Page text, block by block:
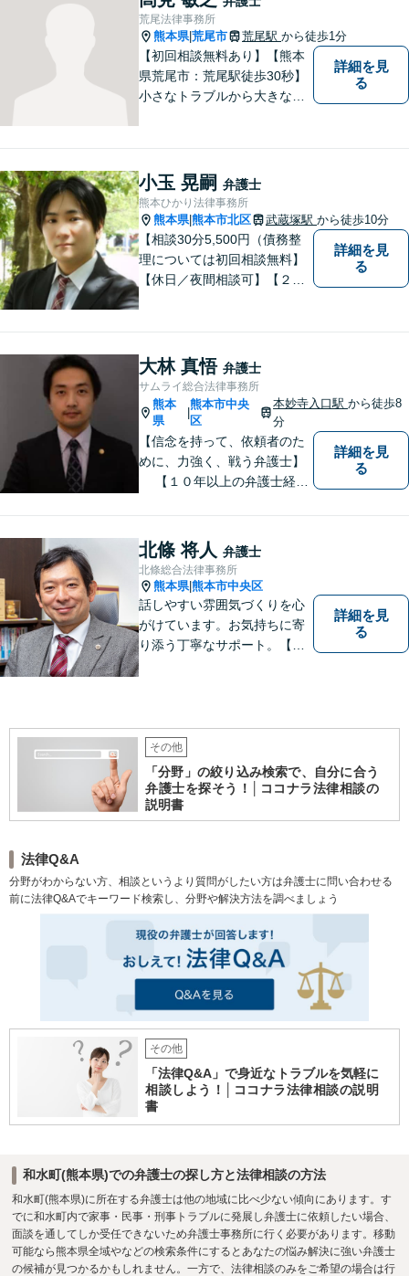
企業法務など幅広いお困りご
とに対応可能です！
荒尾法律事務所
熊本県|荒尾市 荒尾駅 から徒歩1分
【初回相談無料あり】【熊本
県荒尾市：荒尾駅徒歩30秒】
小さなトラブルから大きな問
詳細を見
る
小玉 晃嗣 弁護士
熊本ひかり法律事務所
熊本県|熊本市北区 武蔵塚駅 から徒歩10分
【相談30分5,500円（債務整
理については初回相談無料】
【休日／夜間相談可】【２０
詳細を見
る
大林 真悟 弁護士
サムライ総合法律事務所
熊本
県
|
熊本市中央
区
本妙寺入口駅から徒歩8
分
【信念を持って、依頼者のた
めに、力強く、戦う弁護士】
【１０年以上の弁護士経
等の男女トラブル、③顧問弁
護の３つの分野に力を注ぐ弁
護士】
詳細を見
る
北條 将人 弁護士
北條総合法律事務所
熊本県|熊本市中央区
話しやすい雰囲気づくりを心
がけています。お気持ちに寄
り添う丁寧なサポート。【借
ート。企業からのご相談も承
ります【交通事故】弁護士費
用特約の利用可【夜間・休日
面談可】
詳細を見
る
その他
「分野」の絞り込み検索で、自分に合う
弁護士を探そう！│ココナラ法律相談の
説明書
法律Q&A
分野がわからない方、相談というより質問がしたい方は弁護士に問い合わせる
前に法律Q&Aでキーワード検索し、分野や解決方法を調べましょう
その他
「法律Q&A」で身近なトラブルを気軽に
相談しよう！│ココナラ法律相談の説明
書
和水町(熊本県)での弁護士の探し方と法律相談の方法
和水町(熊本県)に所在する弁護士は他の地域に比べ少ない傾向にあります。す
でに和水町内で家事・民事・刑事トラブルに発展し弁護士に依頼したい場合、
面談を通してしか受任できないため弁護士事務所に行く必要があります。移動
可能なら熊本県全域やなどの検索条件にするとあなたの悩み解決に強い弁護士
の候補が見つかるかもしれません。一方で、法律相談のみをご希望の場合は行